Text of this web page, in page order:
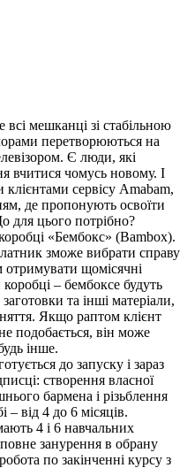
мешканці зі стабільною
перетворюються на
Є люди, які
вчитися чомусь новому. І
сервісу Amabam,
де пропонують освоїти
для цього потрібно?
«Бембокс» (Bambox).
зможе вибрати справу
отримувати щомісячні
– бембоксе будуть
та інші матеріали,
Якщо раптом клієнт
подобається, він може
інше.
до запуску і зараз
створення власної
бармена і різьблення
від 4 до 6 місяців.
4 і 6 навчальних
занурення в обрану
по закінченні курсу з